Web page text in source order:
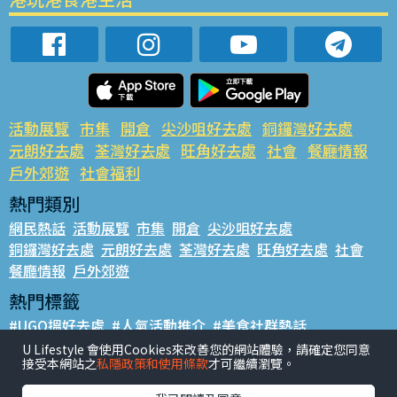
活動展覽 市集 開倉 尖沙咀好去處 銅鑼灣好去處
元朗好去處 荃灣好去處 旺角好去處 社會 餐廳情報
戶外郊遊 社會福利
熱門類別
網民熱話 活動展覽 市集 開倉 尖沙咀好去處
銅鑼灣好去處 元朗好去處 荃灣好去處 旺角好去處 社會
餐廳情報 戶外郊遊
熱門標籤
#UGO搵好去處 #人氣活動推介 #美食社群熱話
#親子玩樂好去處 #ULifestyle應用程式 #限時搶
#UJetso禮物放送 #ULifestyle商戶中心 #著數
U Lifestyle 會使用Cookies來改善您的網站體驗，請確定您同意
接受本網站之私隱政策和使用條款才可繼續瀏覽。